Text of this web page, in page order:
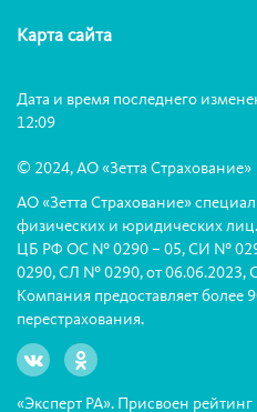
Карта сайта
Дата и время последнего
12:09
© 2024, АО «Зетта Страхование»
АО «Зетта Страхование»
физических и юридических
ЦБ РФ ОС № 0290 – 05, СИ №
0290, СЛ № 0290, от 06.06.2023,
Компания предоставляет более
перестрахования.
«Эксперт РА». Присвоен